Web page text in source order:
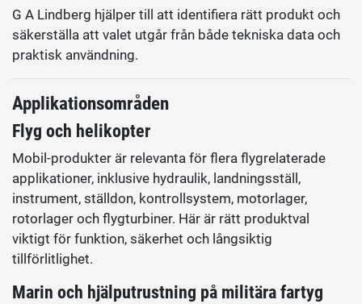
G A Lindberg hjälper till att identifiera rätt produkt och
säkerställa att valet utgår från både tekniska data och
praktisk användning.
Applikationsområden
Flyg och helikopter
Mobil-produkter är relevanta för flera flygrelaterade
applikationer, inklusive hydraulik, landningsställ,
instrument, ställdon, kontrollsystem, motorlager,
rotorlager och flygturbiner. Här är rätt produktval
viktigt för funktion, säkerhet och långsiktig
tillförlitlighet.
Marin och hjälputrustning på militära fartyg